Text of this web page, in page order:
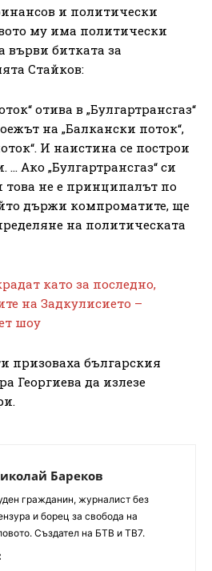
и политически
му има политически
върви битката за
Стайков:
отива в „Булгартрансгаз“
на „Балкански поток“,
И наистина се построи
… Ако „Булгартрансгаз“ си
не е принципалът по
държи компроматите, ще
на политическата
като за последно,
на Задкулисието –
шоу
призоваха българския
Георгиева да излезе
Бареков
гражданин, журналист без
и борец за свобода на
Създател на БТВ и ТВ7.